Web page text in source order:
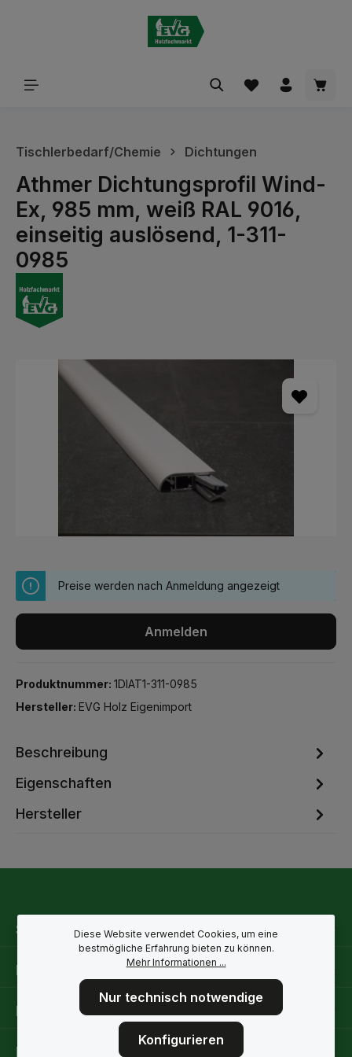
Tischlerbedarf/Chemie Dichtungen
Athmer Dichtungsprofil Wind-
Ex, 985 mm, weiß RAL 9016,
einseitig auslösend, 1-311-
0985
Bildergalerie überspringen
Preise werden nach Anmeldung angezeigt
Anmelden
Produktnummer: 1DIAT1-311-0985
Hersteller: EVG Holz Eigenimport
Beschreibung
Eigenschaften
Hersteller
Service-Hotline
Rechtliche Hinweise
Informationen
Folge uns
Diese Website verwendet Cookies, um eine
bestmögliche Erfahrung bieten zu können.
Mehr Informationen ...
Nur technisch notwendige
Konfigurieren